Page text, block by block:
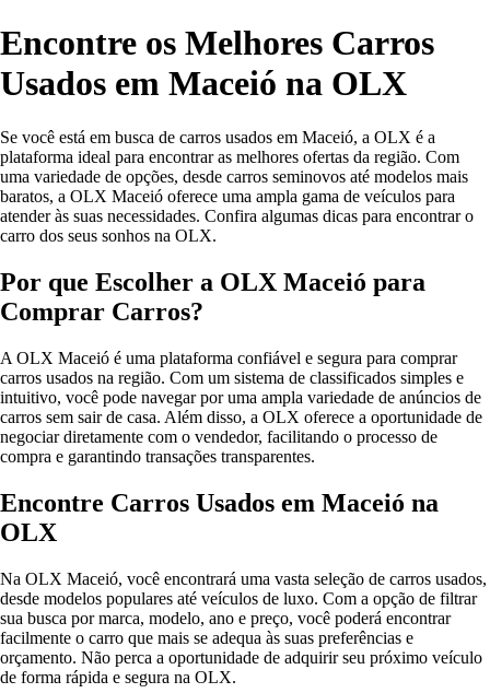
Encontre os Melhores Carros
Usados em Maceió na OLX
Se você está em busca de carros usados em Maceió, a OLX é a
plataforma ideal para encontrar as melhores ofertas da região. Com
uma variedade de opções, desde carros seminovos até modelos mais
baratos, a OLX Maceió oferece uma ampla gama de veículos para
atender às suas necessidades. Confira algumas dicas para encontrar o
carro dos seus sonhos na OLX.
Por que Escolher a OLX Maceió para
Comprar Carros?
A OLX Maceió é uma plataforma confiável e segura para comprar
carros usados na região. Com um sistema de classificados simples e
intuitivo, você pode navegar por uma ampla variedade de anúncios de
carros sem sair de casa. Além disso, a OLX oferece a oportunidade de
negociar diretamente com o vendedor, facilitando o processo de
compra e garantindo transações transparentes.
Encontre Carros Usados em Maceió na
OLX
Na OLX Maceió, você encontrará uma vasta seleção de carros usados,
desde modelos populares até veículos de luxo. Com a opção de filtrar
sua busca por marca, modelo, ano e preço, você poderá encontrar
facilmente o carro que mais se adequa às suas preferências e
orçamento. Não perca a oportunidade de adquirir seu próximo veículo
de forma rápida e segura na OLX.